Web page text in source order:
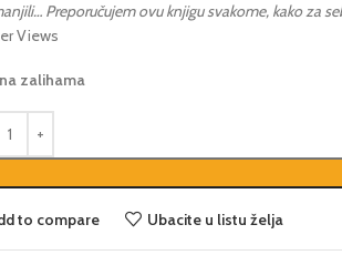
Preporučujem ovu knjigu svakome, kako za
Views
zalihama
to compare Ubacite u listu želja